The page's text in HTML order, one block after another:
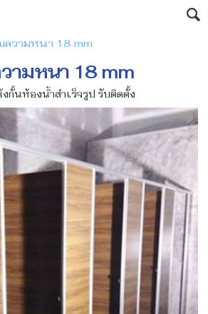
ความหนา 18 mm
ามหนา 18 mm
กั้นห้องน้ำสําเร็จรูป รับติดตั้ง